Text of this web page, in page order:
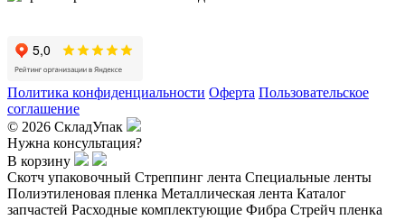
Политика конфиденциальности Оферта Пользовательское
соглашение
© 2026 СкладУпак
Нужна консультация?
В корзину
Скотч упаковочный Стреппинг лента Специальные ленты
Полиэтиленовая пленка Металлическая лента Каталог
запчастей Расходные комплектующие Фибра Стрейч пленка